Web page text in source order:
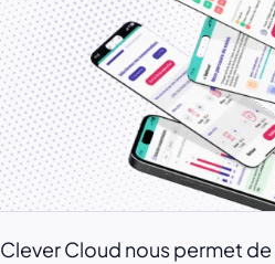
Clever Cloud nous permet de